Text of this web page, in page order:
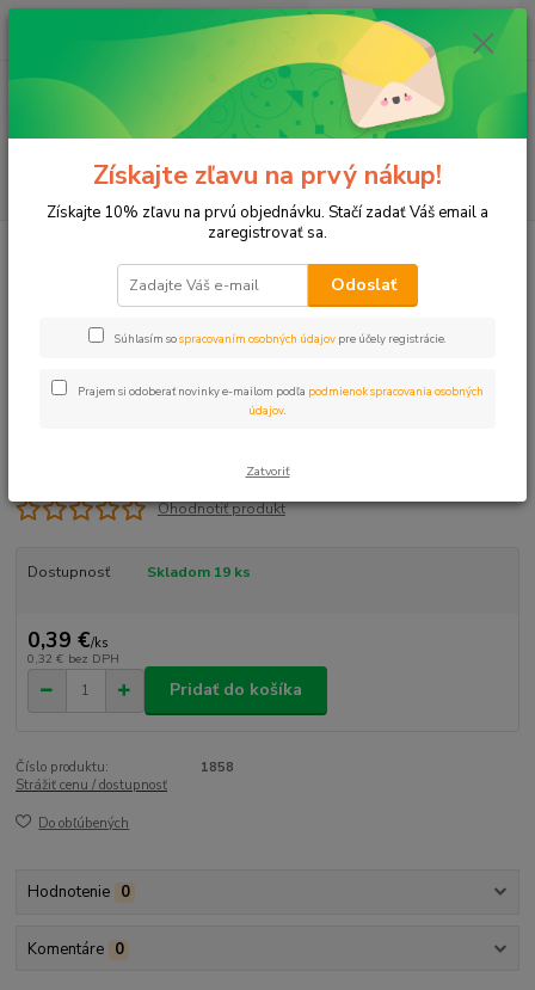
Menu
(Po-Pia, 8-17 hod.)
ks
za0 €
Tesnenie 5/4" guma 72x52x2
Tesnenie 5/4" guma 72x52x2
Ohodnotiť produkt
Dostupnosť Skladom 19 ks
0,39 €/ks
0,32 € bez DPH
Pridať do košíka
Číslo produktu:
1858
Strážiť cenu / dostupnosť
Do obľúbených
Hodnotenie 0
Komentáre 0
Získajte zľavu na prvý nákup!
Získajte 10% zľavu na prvú objednávku. Stačí zadať Váš email a
zaregistrovať sa.
Odoslať
Súhlasím sospracovaním osobných údajov pre účely registrácie.
Prajem si odoberať novinky e-mailom podľa podmienok spracovania osobných
údajov
Zatvoriť